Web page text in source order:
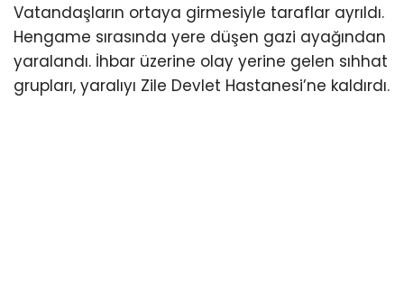
Vatandaşların ortaya girmesiyle taraflar ayrıldı.
Hengame sırasında yere düşen gazi ayağından
yaralandı. İhbar üzerine olay yerine gelen sıhhat
grupları, yaralıyı Zile Devlet Hastanesi’ne kaldırdı.